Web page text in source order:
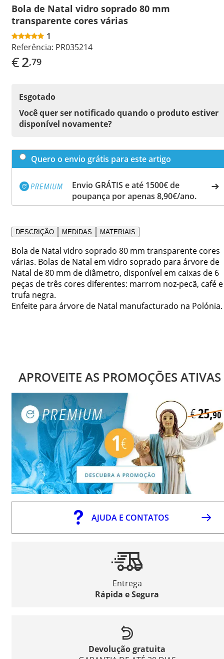
Bola de Natal vidro soprado 80 mm
transparente cores várias
1
Referência: PR035214
€2,79
Esgotado
Você quer ser notificado quando o produto estiver
disponível novamente?
Quero o envio grátis para este artigo
Envio GRÁTIS e até 1500€ de
poupança por apenas 8,90€/ano.
DESCRIÇÃO MEDIDAS MATERIAIS
Bola de Natal vidro soprado 80 mm transparente cores
várias. Bolas de Natal em vidro soprado para árvore de
Natal de 80 mm de diâmetro, disponível em caixas de 6
peças de três cores diferentes: marrom noz-pecã, café e
trufa negra.
Enfeite para árvore de Natal manufacturado na Polónia.
APROVEITE AS PROMOÇÕES ATIVAS
AJUDA E CONTATOS
Entrega
Rápida e Segura
Devolução gratuita